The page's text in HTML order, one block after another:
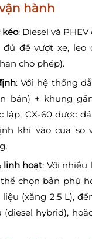
hành
kéo: Diesel và
để vượt xe, leo
cho phép).
: Với hệ thống
bản) + khung
lập, CX-60 được
khi vào cua so
linh hoạt: Với nhiều
chọn bản phù
(xăng 2.5 L),
hybrid),